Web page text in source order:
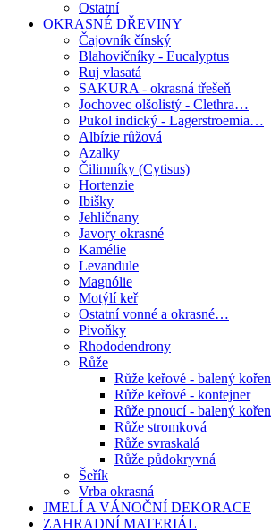
Ostatní
OKRASNÉ DŘEVINY
Čajovník čínský
Blahovičníky - Eucalyptus
Ruj vlasatá
SAKURA - okrasná třešeň
Jochovec olšolistý - Clethra…
Pukol indický - Lagerstroemia…
Albízie růžová
Azalky
Čilimníky (Cytisus)
Hortenzie
Ibišky
Jehličnany
Javory okrasné
Kamélie
Levandule
Magnólie
Motýlí keř
Ostatní vonné a okrasné…
Pivoňky
Rhododendrony
Růže
Růže keřové - balený kořen
Růže keřové - kontejner
Růže pnoucí - balený kořen
Růže stromková
Růže svraskalá
Růže půdokryvná
Šeřík
Vrba okrasná
JMELÍ A VÁNOČNÍ DEKORACE
ZAHRADNÍ MATERIÁL